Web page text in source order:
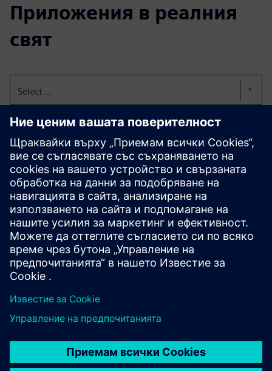
Приложения в реалния
свят
Select...
Оптимизация за
термоформоване
В космическото производство решението оптимизира
термоформоването на вътрешни и неструктурни
части, като симулира температурата и поведението на
формоване, намалява изпитанията и грешките и
поддържа постоянно качество по време на
увеличаване на производството.